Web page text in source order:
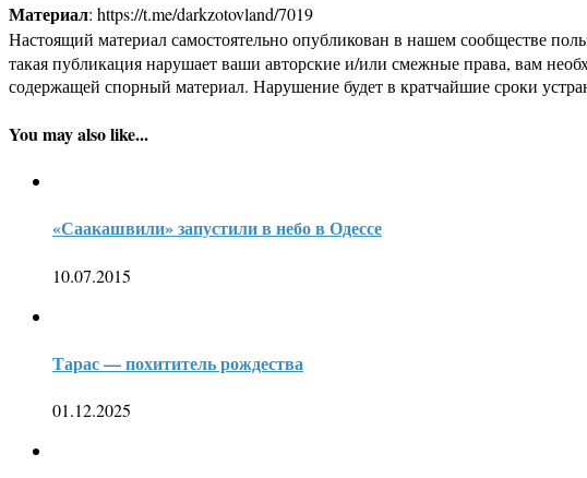
Материал: https://t.me/darkzotovland/7019
Настоящий материал самостоятельно опубликован в нашем сообществе
такая публикация нарушает ваши авторские и/или смежные права, вам
содержащей спорный материал. Нарушение будет в кратчайшие сроки
You may also like...
«Саакашвили» запустили в небо в Одессе
10.07.2015
Тарас — похититель рождества
01.12.2025